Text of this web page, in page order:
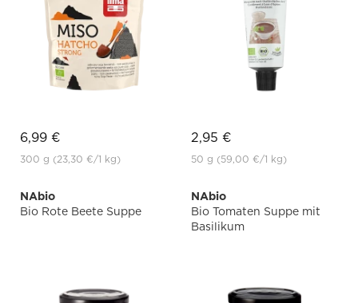
6,99 €
300 g (23,30 €/1 kg)
2,95 €
50 g (59,00 €/1 kg)
NAbio
Bio Rote Beete Suppe
NAbio
Bio Tomaten Suppe mit
Basilikum